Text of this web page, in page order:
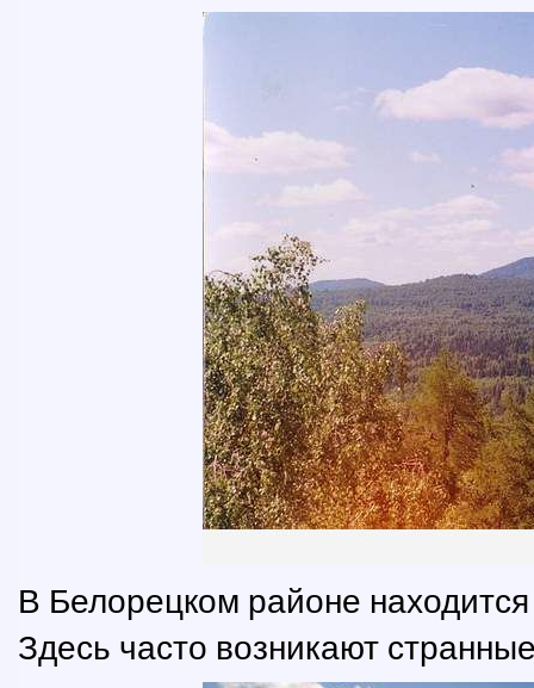
В Белорецком районе
Здесь часто возникают